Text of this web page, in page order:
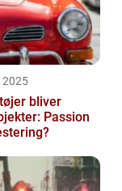
2025
bliver
Passion